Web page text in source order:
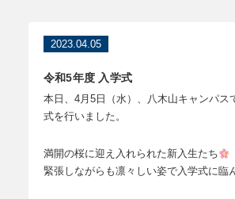
2023.04.05
令和5年度 入学式
本日、4月5日（水）、八木山キャンパス
式を行いました。
満開の桜に迎え入れられた新入生たち
緊張しながらも凛々しい姿で入学式に臨